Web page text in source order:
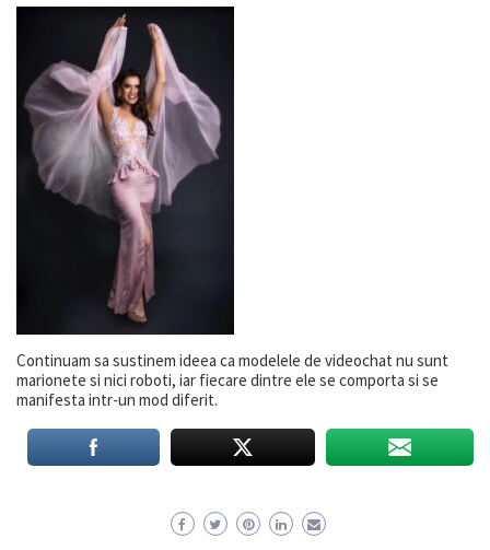
Continuam sa sustinem ideea ca modelele de videochat nu sunt
marionete si nici roboti, iar fiecare dintre ele se comporta si se
manifesta intr-un mod diferit.